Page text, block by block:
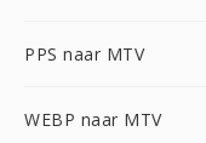
PPS naar MTV
WEBP naar MTV